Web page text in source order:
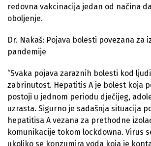
redovna vakcinacija jedan od načina
oboljenje.
Dr. Nakaš: Pojava bolesti povezana za
pandemije
“Svaka pojava zaraznih bolesti kod
zabrinutost. Hepatitis A je bolest koja
postoji u jednom periodu dječijeg,
uzrasta. Sigurno je sadašnja situacija
hepatitisa A vezana za prethodne
komunikacije tokom lockdowna. Virus
ukoliko se konzumira voda koja je